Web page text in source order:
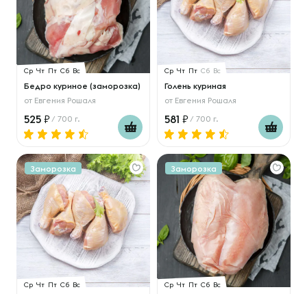
Ср Чт Пт Сб Вс
Бедро куриное (заморозка)
от Евгения Рошаля
525 / 700 г.
Ср Чт Пт Сб Вс
Голень куриная
от Евгения Рошаля
581 / 700 г.
Заморозка
Ср Чт Пт Сб Вс
Заморозка
Ср Чт Пт Сб Вс